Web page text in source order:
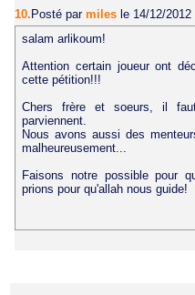
10.Posté par miles le 14/12/2012
salam arlikoum!
Attention certain joueur ont
cette pétition!!!
Chers frère et soeurs, il
parviennent.
Nous avons aussi des
malheureusement...
Faisons notre possible pour
prions pour qu'allah nous guide!